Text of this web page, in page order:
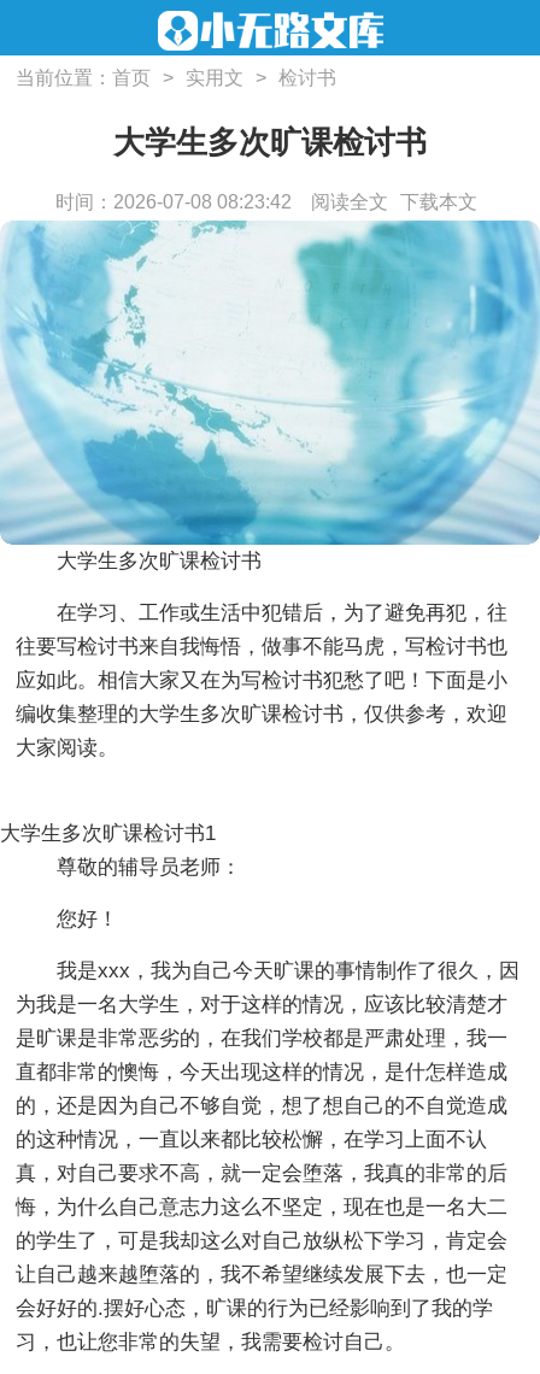
当前位置：首页 > 实用文 > 检讨书
大学生多次旷课检讨书
时间：2026-07-08 08:23:42 阅读全文 下载本文
大学生多次旷课检讨书
在学习、工作或生活中犯错后，为了避免再犯，往
往要写检讨书来自我悔悟，做事不能马虎，写检讨书也
应如此。相信大家又在为写检讨书犯愁了吧！下面是小
编收集整理的大学生多次旷课检讨书，仅供参考，欢迎
大家阅读。
大学生多次旷课检讨书1
尊敬的辅导员老师：
您好！
我是xxx，我为自己今天旷课的事情制作了很久，因
为我是一名大学生，对于这样的情况，应该比较清楚才
是旷课是非常恶劣的，在我们学校都是严肃处理，我一
直都非常的懊悔，今天出现这样的情况，是什怎样造成
的，还是因为自己不够自觉，想了想自己的不自觉造成
的这种情况，一直以来都比较松懈，在学习上面不认
真，对自己要求不高，就一定会堕落，我真的非常的后
悔，为什么自己意志力这么不坚定，现在也是一名大二
的学生了，可是我却这么对自己放纵松下学习，肯定会
让自己越来越堕落的，我不希望继续发展下去，也一定
会好好的.摆好心态，旷课的行为已经影响到了我的学
习，也让您非常的失望，我需要检讨自己。